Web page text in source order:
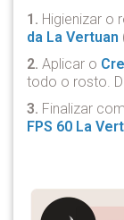
1. Higienizar o
da La Vertuan
2. Aplicar o
todo o rosto.
3. Finalizar
FPS 60 La